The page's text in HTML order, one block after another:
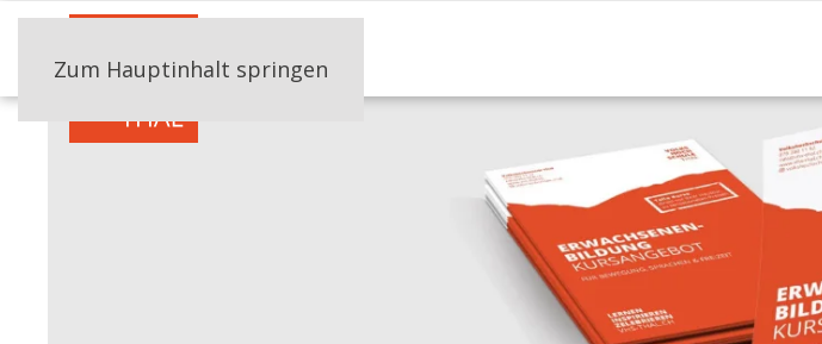
Zum Hauptinhalt springen